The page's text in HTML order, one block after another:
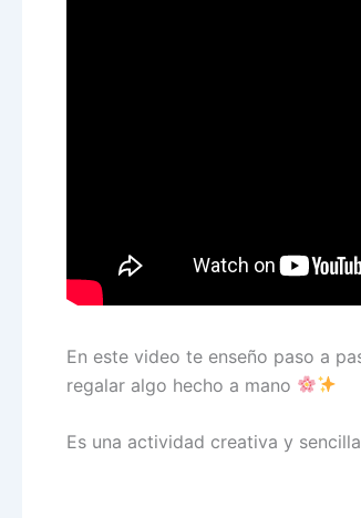
En este video te enseño paso a
regalar algo hecho a mano
Es una actividad creativa y